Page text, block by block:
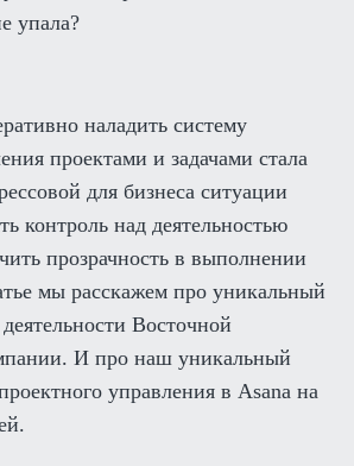
упала?
наладить систему
проектами и задачами стала
для бизнеса ситуации
контроль над деятельностью
прозрачность в выполнении
мы расскажем про уникальный
Восточной
И про наш уникальный
управления в Asana на